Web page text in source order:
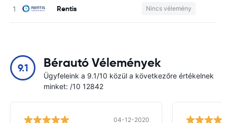
Rentis Nincs vélemény
9.1 Bérautó Vélemények
Ügyfeleink a 9.1/10 közül a következőre értékelnek
minket: /10 12842
04-12-2020